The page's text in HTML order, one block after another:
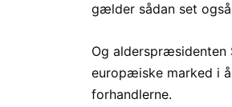
gælder sådan set
Og alderspræsidenten
europæiske marked i
forhandlerne.